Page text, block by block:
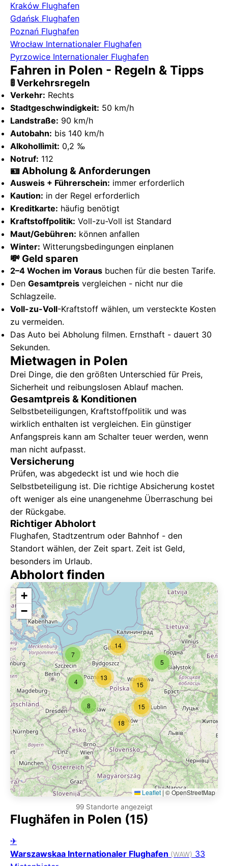
Kraków Flughafen
Gdańsk Flughafen
Poznań Flughafen
Wrocław Internationaler Flughafen
Pyrzowice Internationaler Flughafen
Fahren in Polen - Regeln & Tipps
🚦 Verkehrsregeln
Verkehr: Rechts
Stadtgeschwindigkeit: 50 km/h
Landstraße: 90 km/h
Autobahn: bis 140 km/h
Alkohollimit: 0,2 ‰
Notruf: 112
🪪 Abholung & Anforderungen
Ausweis + Führerschein: immer erforderlich
Kaution: in der Regel erforderlich
Kreditkarte: häufig benötigt
Kraftstoffpolitik: Voll-zu-Voll ist Standard
Maut/Gebühren: können anfallen
Winter: Witterungsbedingungen einplanen
💸 Geld sparen
2–4 Wochen im Voraus buchen für die besten Tarife.
Den Gesamtpreis vergleichen - nicht nur die
Schlagzeile.
Voll-zu-Voll-Kraftstoff wählen, um versteckte Kosten
zu vermeiden.
Das Auto bei Abholung filmen. Ernsthaft - dauert 30
Sekunden.
Mietwagen in Polen
Drei Dinge, die den größten Unterschied für Preis,
Sicherheit und reibungslosen Ablauf machen.
Gesamtpreis & Konditionen
Selbstbeteiligungen, Kraftstoffpolitik und was
wirklich enthalten ist vergleichen. Ein günstiger
Anfangspreis kann am Schalter teuer werden, wenn
man nicht aufpasst.
Versicherung
Prüfen, was abgedeckt ist und wie hoch die
Selbstbeteiligung ist. Die richtige Absicherung kostet
oft weniger als eine unangenehme Überraschung bei
der Rückgabe.
Richtiger Abholort
Flughafen, Stadtzentrum oder Bahnhof - den
Standort wählen, der Zeit spart. Zeit ist Geld,
besonders im Urlaub.
Abholort finden
8
15
18
7
4
14
13
15
5
+
−
Leaflet |© OpenStreetMap
99 Standorte angezeigt
Flughäfen in Polen (15)
✈
Warszawskaa Internationaler Flughafen (WAW) 33